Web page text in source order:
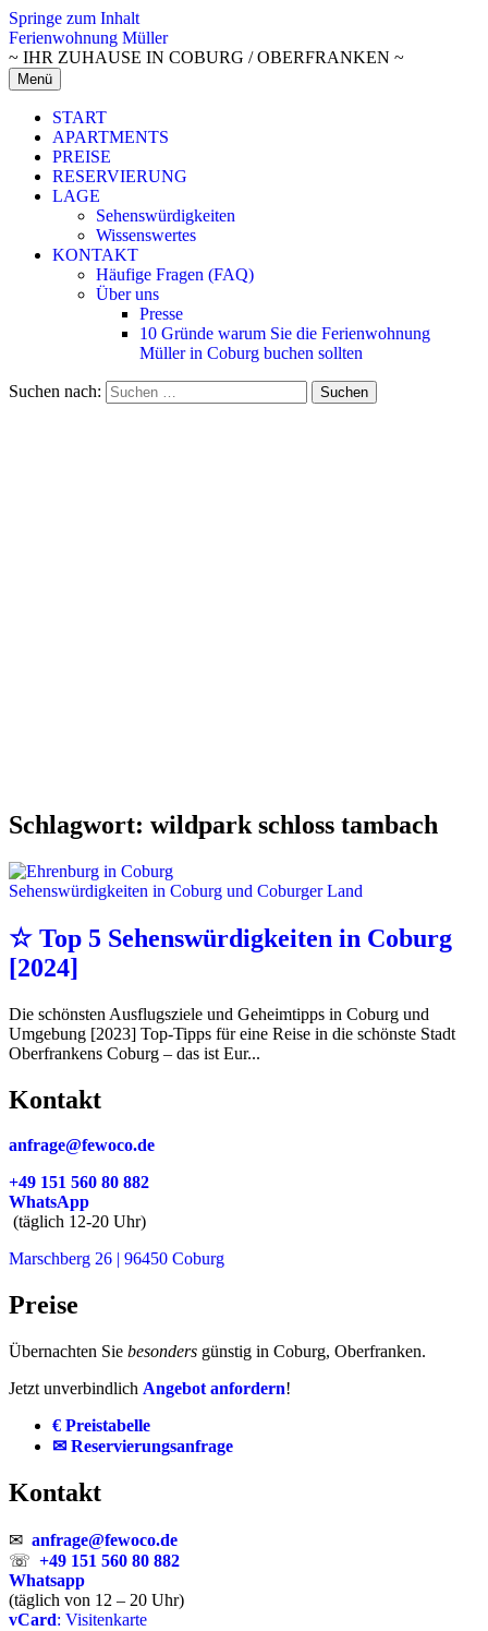
Springe zum Inhalt
Ferienwohnung Müller
~ IHR ZUHAUSE IN COBURG / OBERFRANKEN ~
Menü
START
APARTMENTS
PREISE
RESERVIERUNG
LAGE
Sehenswürdigkeiten
Wissenswertes
KONTAKT
Häufige Fragen (FAQ)
Über uns
Presse
10 Gründe warum Sie die Ferienwohnung
Müller in Coburg buchen sollten
Suchen nach:
Schlagwort: wildpark schloss tambach
Sehenswürdigkeiten in Coburg und Coburger Land
☆ Top 5 Sehenswürdigkeiten in Coburg
[2024]
Die schönsten Ausflugsziele und Geheimtipps in Coburg und
Umgebung [2023] Top-Tipps für eine Reise in die schönste Stadt
Oberfrankens Coburg – das ist Eur...
Kontakt
anfrage@fewoco.de
+49 151 560 80 882
WhatsApp
(täglich 12-20 Uhr)
Marschberg 26 | 96450 Coburg
Preise
Übernachten Sie besonders günstig in Coburg, Oberfranken.
Jetzt unverbindlich Angebot anfordern!
€ Preistabelle
✉ Reservierungsanfrage
Kontakt
✉ anfrage@fewoco.de
☏ +49 151 560 80 882
Whatsapp
(täglich von 12 – 20 Uhr)
vCard: Visitenkarte